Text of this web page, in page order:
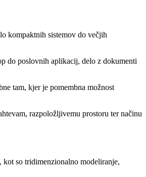
kompaktnih sistemov do večjih
do poslovnih aplikacij, delo z dokumenti
tam, kjer je pomembna možnost
razpoložljivemu prostoru ter načinu
so tridimenzionalno modeliranje,